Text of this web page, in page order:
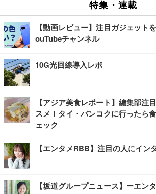
特集・連載
【動画レビュー】注目ガジェット
ouTubeチャンネル
10G光回線導入レポ
【アジア美食レポート】編集部注
スメ！タイ・バンコクに行ったら
ェック
【エンタメRBB】注目の人にイン
【坂道グループニュース】ーエン